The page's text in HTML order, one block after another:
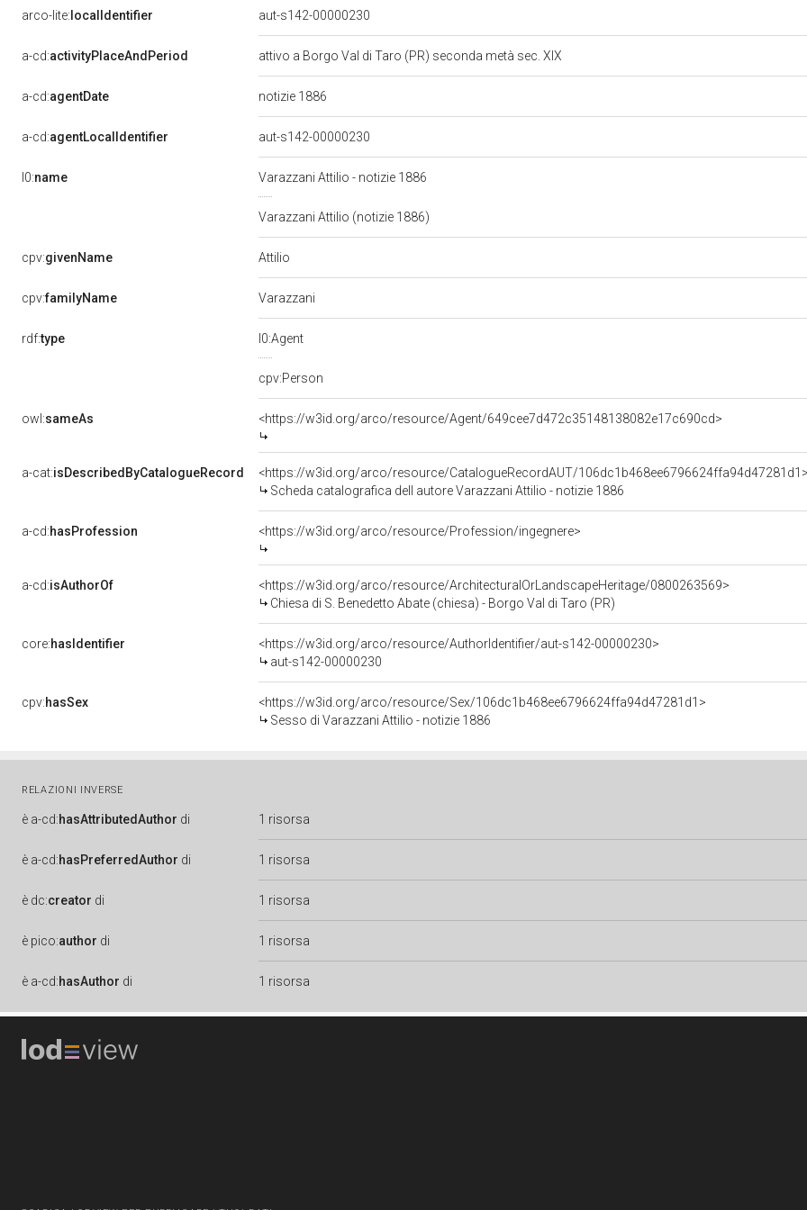
arco-lite: localIdentifier aut-s142-00000230
a-cd:activityPlaceAndPeriod attivo a Borgo Val di Taro (PR) seconda metà sec. XIX
a-cd:agentDate notizie 1886
a-cd:agentLocalIdentifier aut-s142-00000230
l0:name Varazzani Attilio - notizie 1886
Varazzani Attilio (notizie 1886)
cpv:givenName Attilio
cpv:familyName Varazzani
rdf:type l0:Agent
cpv:Person
owl:sameAs <https://w3id.org/arco/resource/Agent/649cee7d472c35148138082e17c690cd>
a-cat:isDescribedByCatalogueRecord
<https://w3id.org/arco/resource/CatalogueRecordAUT/
Scheda catalografica dell autore Varazzani Attilio - notizie 1886
a-cd:hasProfession <https://w3id.org/arco/resource/Profession/ingegnere>
a-cd:isAuthorOf
<https://w3id.org/arco/resource/ArchitecturalOrLandscapeHeritage/0800263569>
Chiesa di S. Benedetto Abate (chiesa) - Borgo Val di Taro (PR)
core:hasIdentifier
<https://w3id.org/arco/resource/AuthorIdentifier/aut-s142-00000230>
aut-s142-00000230
cpv:hasSex
<https://w3id.org/arco/resource/Sex/106dc1b468ee6796624ffa94d47281d1>
Sesso di Varazzani Attilio - notizie 1886
RELAZIONI INVERSE
è a-cd:hasAttributedAuthor di 1 risorsa
è a-cd:hasPreferredAuthor di 1 risorsa
è dc:creator di 1 risorsa
è pico:author di 1 risorsa
è a-cd:hasAuthor di 1 risorsa